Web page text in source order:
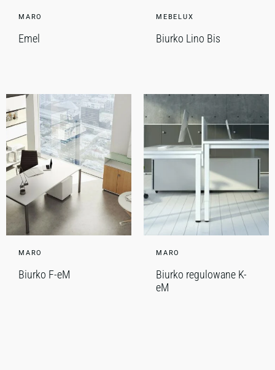
MARO
Emel
MEBELUX
Biurko Lino Bis
MARO
Biurko F-eM
MARO
Biurko regulowane K-
eM